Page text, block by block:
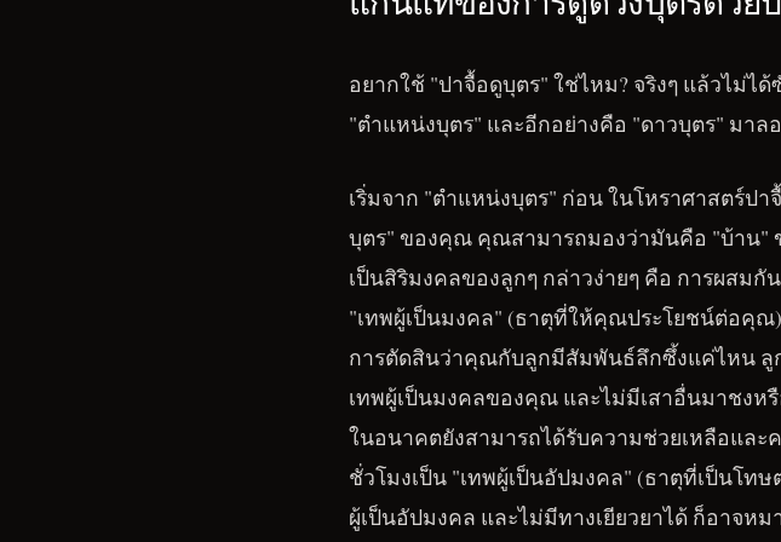
อยากใช้ "ปาจื้อดูบุตร" ใช่ไหม? จริงๆ แล้วไม่
"ตำแหน่งบุตร" และอีกอย่างคือ "ดาวบุตร" มาล
เริ่มจาก "ตำแหน่งบุตร" ก่อน ในโหราศาสตร์ป
บุตร" ของคุณ คุณสามารถมองว่ามันคือ "บ้าน"
เป็นสิริมงคลของลูกๆ กล่าวง่ายๆ คือ การผสม
"เทพผู้เป็นมงคล" (ธาตุที่ให้คุณประโยชน์ต่อคุ
การตัดสินว่าคุณกับลูกมีสัมพันธ์ลึกซึ้งแค่ไหน ลู
เทพผู้เป็นมงคลของคุณ และไม่มีเสาอื่นมาชง
ในอนาคตยังสามารถได้รับความช่วยเหลือแล
ชั่วโมงเป็น "เทพผู้เป็นอัปมงคล" (ธาตุที่เป็นโท
ผู้เป็นอัปมงคล และไม่มีทางเยียวยาได้ ก็อาจห